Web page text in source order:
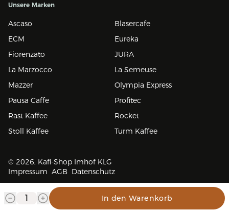
In den Warenkorb
Unsere Marken
Ascaso
Blasercafe
ECM
Eureka
Fiorenzato
JURA
La Marzocco
La Semeuse
Mazzer
Olympia Express
Pausa Caffe
Profitec
Rast Kaffee
Rocket
Stoll Kaffee
Turm Kaffee
© 2026, Kafi-Shop Imhof KLG
Impressum AGB Datenschutz